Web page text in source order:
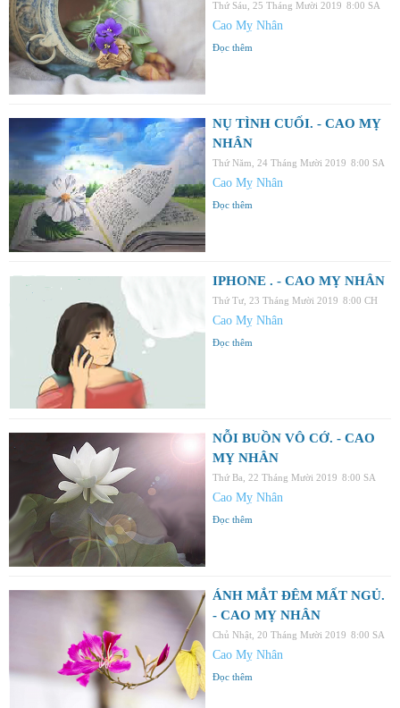
Thứ Sáu, 25 Tháng Mười 2019 8:00 SA
Cao Mỵ Nhân
Đọc thêm
NỤ TÌNH CUỐI. - CAO MỴ
NHÂN
Thứ Năm, 24 Tháng Mười 2019 8:00 SA
Cao Mỵ Nhân
Đọc thêm
IPHONE . - CAO MỴ NHÂN
Thứ Tư, 23 Tháng Mười 2019 8:00 CH
Cao Mỵ Nhân
Đọc thêm
NỖI BUỒN VÔ CỚ. - CAO
MỴ NHÂN
Thứ Ba, 22 Tháng Mười 2019 8:00 SA
Cao Mỵ Nhân
Đọc thêm
ÁNH MẮT ĐÊM MẤT NGỦ.
- CAO MỴ NHÂN
Chủ Nhật, 20 Tháng Mười 2019 8:00 SA
Cao Mỵ Nhân
Đọc thêm